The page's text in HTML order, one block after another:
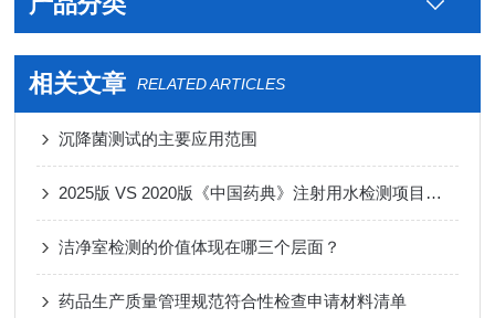
相关文章 RELATED ARTICLES
沉降菌测试的主要应用范围
2025版 VS 2020版《中国药典》注射用水检测项目对比
洁净室检测的价值体现在哪三个层面？
药品生产质量管理规范符合性检查申请材料清单